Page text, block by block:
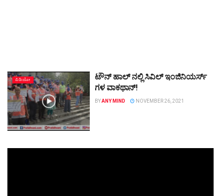
ವಿಡಿಯೋ
ಟೌನ್ ಹಾಲ್ ನಲ್ಲಿ ಸಿವಿಲ್ ಇಂಜಿನಿಯರ್ಸ್
ಗಳ ವಾಕಥಾನ್!
BYANY MIND NOVEMBER 26, 2021